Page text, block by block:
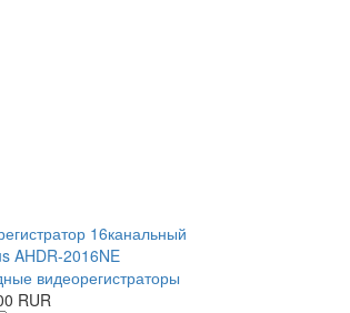
16канальный
AHDR-2016NE
видеорегистраторы
RUR